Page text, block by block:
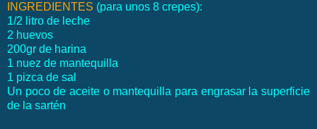
INGREDIENTES (para unos 8 crepes):
1/2 litro de leche
2 huevos
200gr de harina
1 nuez de mantequilla
1 pizca de sal
Un poco de aceite o mantequilla para engrasar la superficie
de la sartén